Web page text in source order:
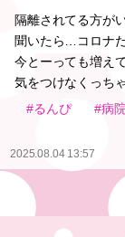
隔離されてる方が
聞いたら…コロナ
今とーっても増え
気をつけなくっち
#るんぴ
#病院
2025.08.04 13:57